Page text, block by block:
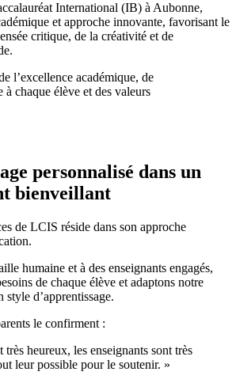
International (IB) à Aubonne,
et approche innovante, favorisant le
critique, de la créativité et de
l’excellence académique, de
à chaque élève et des valeurs
personnalisé dans un
bienveillant
de LCIS réside dans son approche
humaine et à des enseignants engagés,
de chaque élève et adaptons notre
style d’apprentissage.
le confirment :
très heureux, les enseignants sont très
leur possible pour le soutenir. »